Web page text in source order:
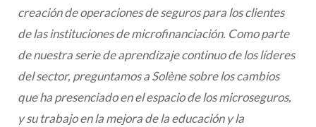
creación de operaciones de seguros para los clientes
de las instituciones de microfinanciación. Como parte
de nuestra serie de aprendizaje continuo de los líderes
del sector, preguntamos a Solène sobre los cambios
que ha presenciado en el espacio de los microseguros,
y su trabajo en la mejora de la educación y la